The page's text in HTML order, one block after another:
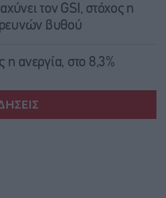
τον GSI, στόχος η
βυθού
η ανεργία, στο 8,3%